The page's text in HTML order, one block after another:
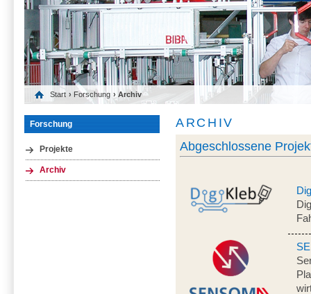
Start › Forschung › Archiv
Forschung
Projekte
Archiv
ARCHIV
Abgeschlossene